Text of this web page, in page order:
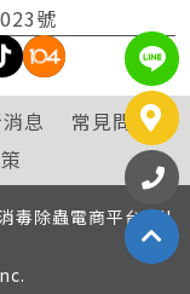
號
息
常見問題
毒除蟲電商平台 All